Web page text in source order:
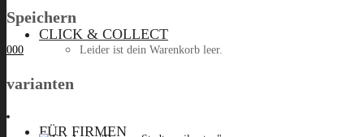
CLICK & COLLECT
FÜR FIRMEN
Leider ist dein Warenkorb leer.
Speichern
000
varianten